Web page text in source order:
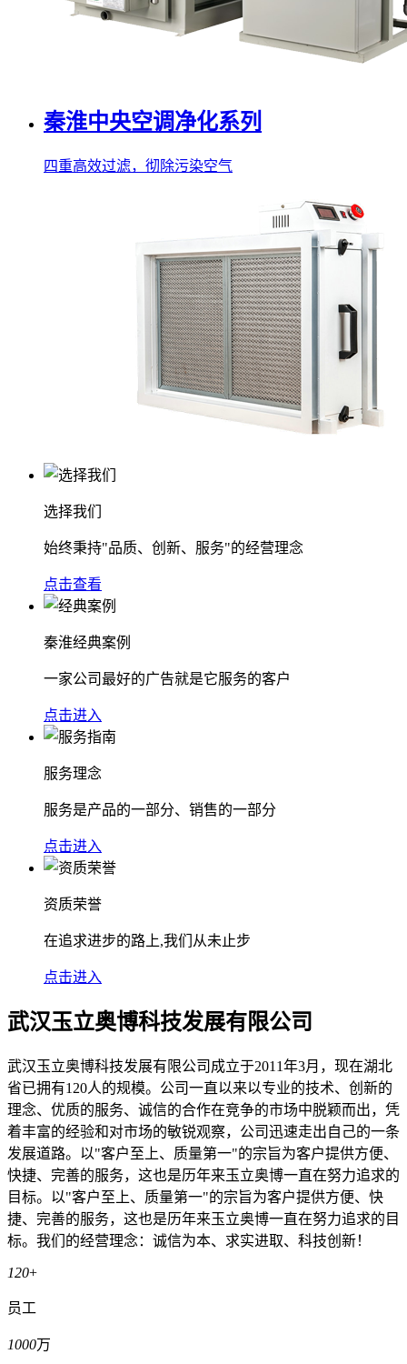
秦淮中央空调净化系列
四重高效过滤，彻除污染空气
选择我们
始终秉持"品质、创新、服务"的经营理念
点击查看
秦淮经典案例
一家公司最好的广告就是它服务的客户
点击进入
服务理念
服务是产品的一部分、销售的一部分
点击进入
资质荣誉
在追求进步的路上,我们从未止步
点击进入
武汉玉立奥博科技发展有限公司
武汉玉立奥博科技发展有限公司成立于2011年3月，现在湖北
省已拥有120人的规模。公司一直以来以专业的技术、创新的
理念、优质的服务、诚信的合作在竞争的市场中脱颖而出，凭
着丰富的经验和对市场的敏锐观察，公司迅速走出自己的一条
发展道路。以"客户至上、质量第一"的宗旨为客户提供方便、
快捷、完善的服务，这也是历年来玉立奥博一直在努力追求的
目标。以"客户至上、质量第一"的宗旨为客户提供方便、快
捷、完善的服务，这也是历年来玉立奥博一直在努力追求的目
标。我们的经营理念：诚信为本、求实进取、科技创新！
120+
员工
1000万